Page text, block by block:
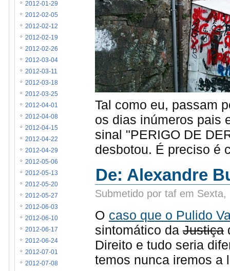
Tal como eu, passam
os dias inúmeros pais
sinal "PERIGO DE
desbotou. É preciso é
De: Alexandre
Submetido por taf em
O caso que o Pulido
sintomático daJustiça
Direito e tudo seria
temos nunca iremos a
2012-01-29
2012-02-05
2012-02-12
2012-02-19
2012-02-26
2012-03-04
2012-03-11
2012-03-18
2012-03-25
2012-04-01
2012-04-08
2012-04-15
2012-04-22
2012-04-29
2012-05-06
2012-05-13
2012-05-20
2012-05-27
2012-06-03
2012-06-10
2012-06-17
2012-06-24
2012-07-01
2012-07-08